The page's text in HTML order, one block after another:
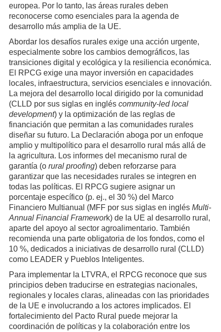
europea. Por lo tanto, las áreas rurales deben
reconocerse como esenciales para la agenda de
desarrollo más amplia de la UE.
Abordar los desafíos rurales exige una acción urgente,
especialmente sobre los cambios demográficos, las
transiciones digital y ecológica y la resiliencia económica.
El RPCG exige una mayor inversión en capacidades
locales, infraestructura, servicios esenciales e innovación.
La mejora del desarrollo local dirigido por la comunidad
(CLLD por sus siglas en inglés community-led local
development) y la optimización de las reglas de
financiación que permitan a las comunidades rurales
diseñar su futuro. La Declaración aboga por un enfoque
amplio y multipolítico para el desarrollo rural más allá de
la agricultura. Los informes del mecanismo rural de
garantía (o rural proofing) deben reforzarse para
garantizar que las necesidades rurales se integren en
todas las políticas. El RPCG sugiere asignar un
porcentaje específico (p. ej., el 30 %) del Marco
Financiero Multianual (MFF por sus siglas en inglés Multi-
Annual Financial Framework) de la UE al desarrollo rural,
aparte del apoyo al sector agroalimentario. También
recomienda una parte obligatoria de los fondos, como el
10 %, dedicados a iniciativas de desarrollo rural (CLLD)
como LEADER y Pueblos Inteligentes.
Para implementar la LTVRA, el RPCG reconoce que sus
principios deben traducirse en estrategias nacionales,
regionales y locales claras, alineadas con las prioridades
de la UE e involucrando a los actores implicados. El
fortalecimiento del Pacto Rural puede mejorar la
coordinación de políticas y la colaboración entre los